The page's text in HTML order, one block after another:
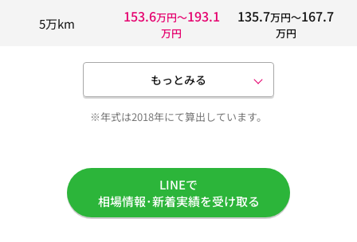
5万km 153.6万円〜193.1
万円
135.7万円〜167.7
万円
もっとみる
※年式は2018年にて算出しています。
LINEで
相場情報･新着実績を受け取る